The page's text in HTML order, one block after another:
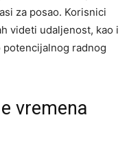
za posao. Korisnici
videti udaljenost, kao i
radnog
vremena